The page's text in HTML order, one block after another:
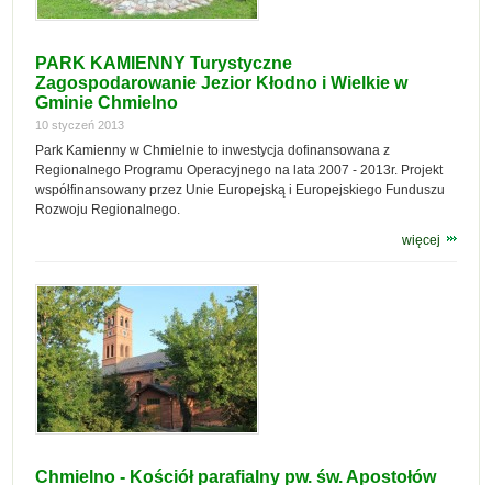
PARK KAMIENNY Turystyczne
Zagospodarowanie Jezior Kłodno i Wielkie w
Gminie Chmielno
10 styczeń 2013
Park Kamienny w Chmielnie to inwestycja dofinansowana z
Regionalnego Programu Operacyjnego na lata 2007 - 2013r. Projekt
współfinansowany przez Unie Europejską i Europejskiego Funduszu
Rozwoju Regionalnego.
więcej
Chmielno - Kościół parafialny pw. św. Apostołów